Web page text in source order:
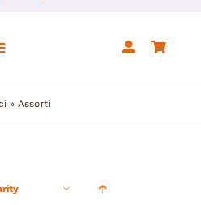
Accueil
» Assorti